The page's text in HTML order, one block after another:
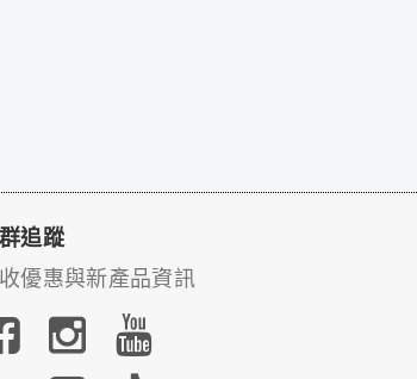
追蹤
優惠與新產品資訊